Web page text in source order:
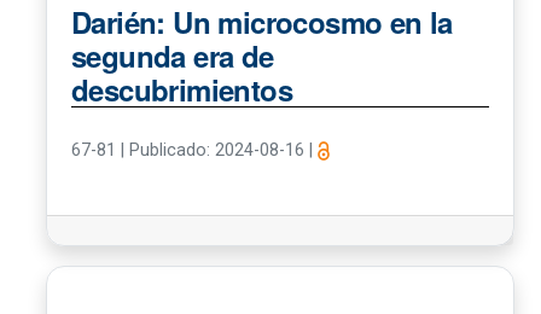
Darién: Un microcosmo en la
segunda era de
descubrimientos
67-81 Publicado: 2024-08-16